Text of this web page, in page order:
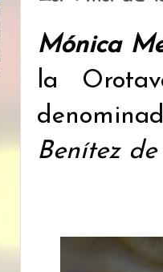
Mónica
la
Benítez de